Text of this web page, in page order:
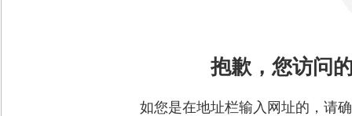
抱歉，您访问
如您是在地址栏输入网址的，请